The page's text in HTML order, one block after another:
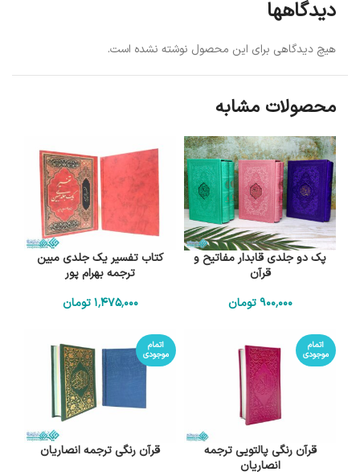
دیدگاهها
هیچ دیدگاهی برای این محصول نوشته نشده است.
محصولات مشابه
پک دو جلدی قابدار مفاتیح و
قرآن
900٬000 تومان
کتاب تفسیر یک جلدی مبین
ترجمه بهرام پور
1٬475٬000 تومان
اتمام
موجودی
قرآن رنگی پالتویی ترجمه
انصاریان
اتمام
موجودی
قرآن رنگی ترجمه انصاریان